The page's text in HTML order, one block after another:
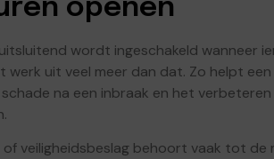
openen
wordt ingeschakeld wanneer
werk uit veel meer dan dat. Zo helpt
na een inbraak en het verbeteren
veiligheidsbeslag behoort vaak tot de